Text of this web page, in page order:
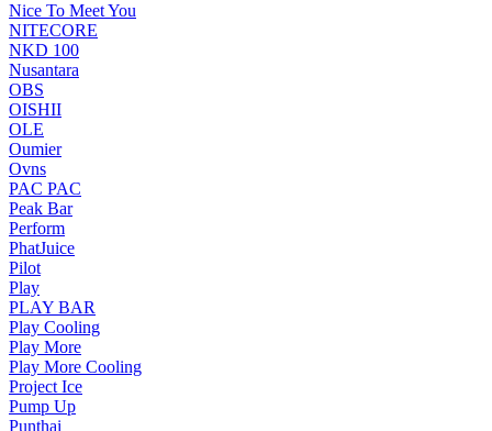
Nice To Meet You
NITECORE
NKD 100
Nusantara
OBS
OISHII
OLE
Oumier
Ovns
PAC PAC
Peak Bar
Perform
PhatJuice
Pilot
Play
PLAY BAR
Play Cooling
Play More
Play More Cooling
Project Ice
Pump Up
Punthai